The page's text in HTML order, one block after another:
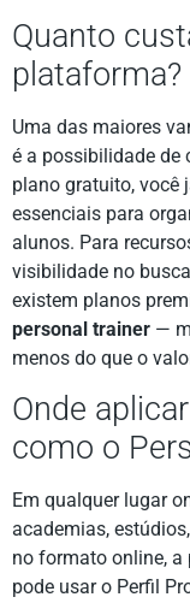
Quanto
plataforma?
Uma das maiores
é a possibilidade de
plano gratuito, você
essenciais para
alunos. Para
visibilidade no
existem planos
personal trainer —
menos do que o
Onde
como o
Em qualquer lugar
academias,
no formato online,
pode usar o Perfil